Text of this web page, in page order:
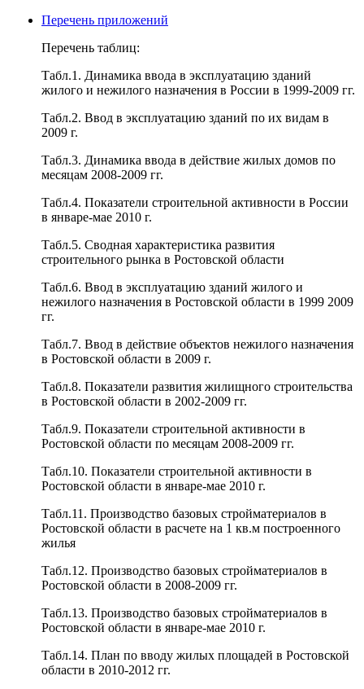
Перечень приложений
Перечень таблиц:
Табл.1. Динамика ввода в эксплуатацию зданий
жилого и нежилого назначения в России в 1999-2009 гг.
Табл.2. Ввод в эксплуатацию зданий по их видам в
2009 г.
Табл.3. Динамика ввода в действие жилых домов по
месяцам 2008-2009 гг.
Табл.4. Показатели строительной активности в России
в январе-мае 2010 г.
Табл.5. Сводная характеристика развития
строительного рынка в Ростовской области
Табл.6. Ввод в эксплуатацию зданий жилого и
нежилого назначения в Ростовской области в 1999 2009
гг.
Табл.7. Ввод в действие объектов нежилого назначения
в Ростовской области в 2009 г.
Табл.8. Показатели развития жилищного строительства
в Ростовской области в 2002-2009 гг.
Табл.9. Показатели строительной активности в
Ростовской области по месяцам 2008-2009 гг.
Табл.10. Показатели строительной активности в
Ростовской области в январе-мае 2010 г.
Табл.11. Производство базовых стройматериалов в
Ростовской области в расчете на 1 кв.м построенного
жилья
Табл.12. Производство базовых стройматериалов в
Ростовской области в 2008-2009 гг.
Табл.13. Производство базовых стройматериалов в
Ростовской области в январе-мае 2010 г.
Табл.14. План по вводу жилых площадей в Ростовской
области в 2010-2012 гг.